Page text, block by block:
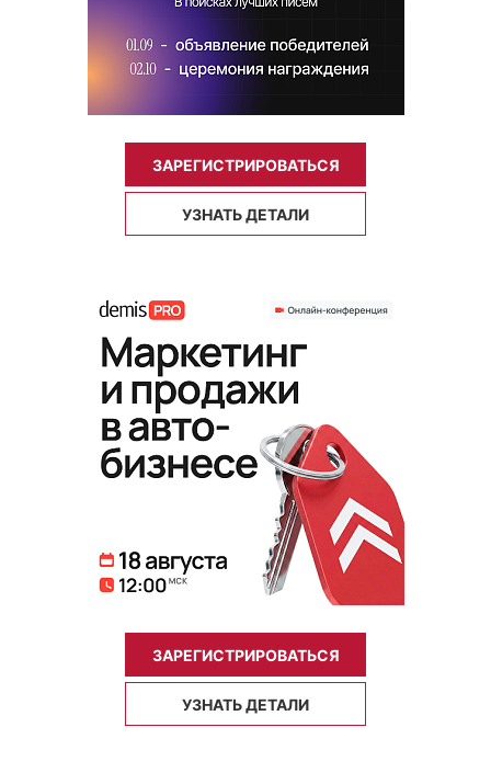
ЗАРЕГИСТРИРОВАТЬСЯ
УЗНАТЬ ДЕТАЛИ
ЗАРЕГИСТРИРОВАТЬСЯ
УЗНАТЬ ДЕТАЛИ